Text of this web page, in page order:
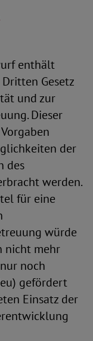
enthält
Gesetz
und zur
Dieser
der
des
werden.
für eine
würde
nicht mehr
noch
gefördert
Einsatz der